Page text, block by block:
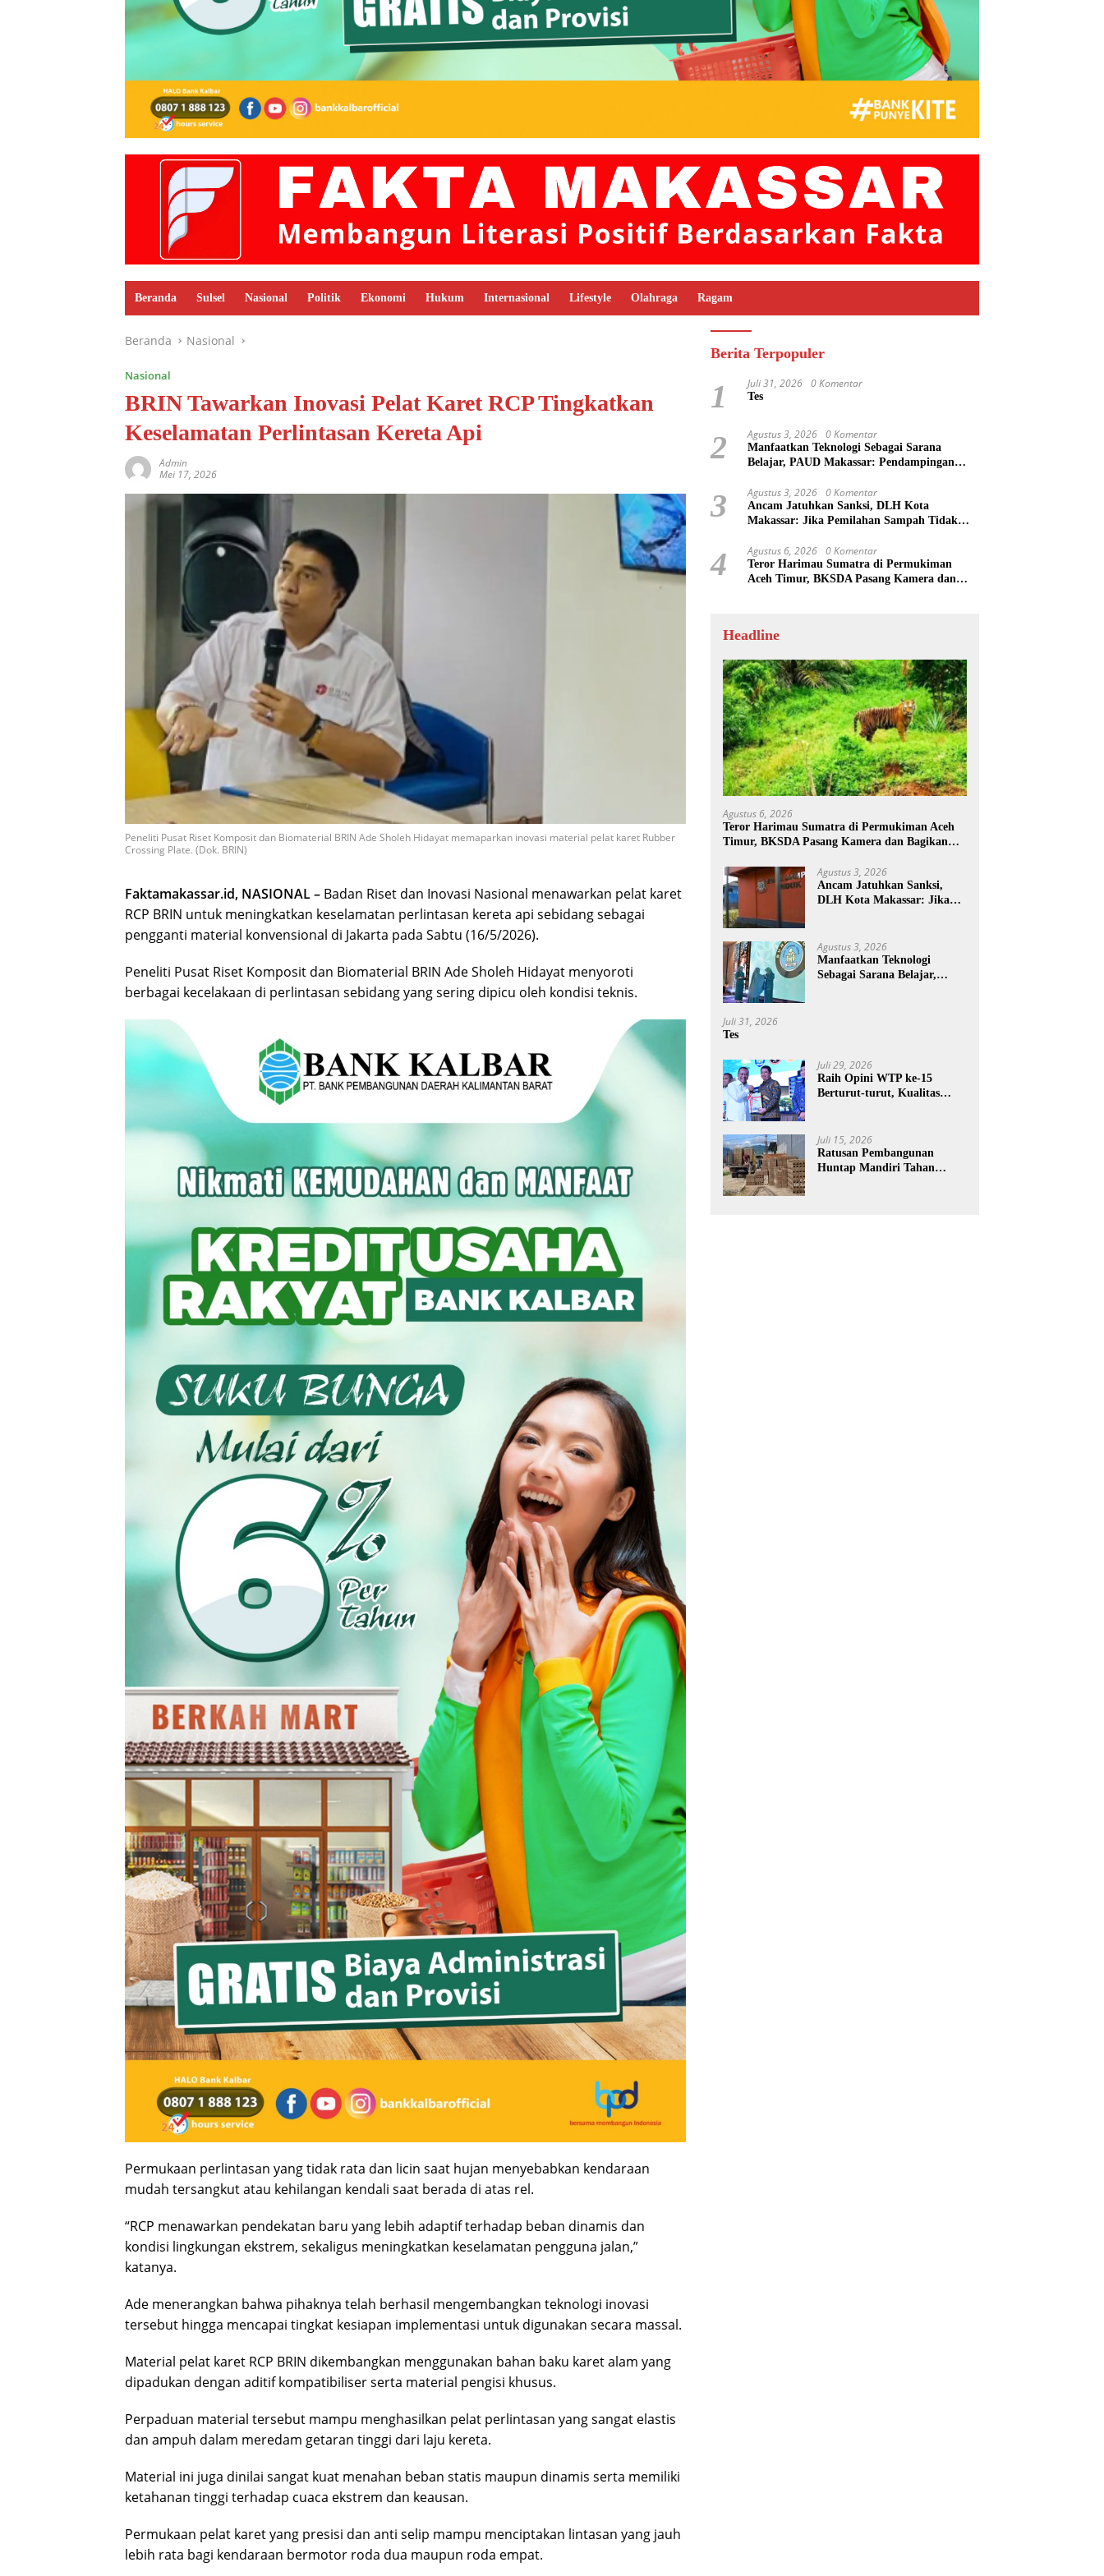
Beranda Sulsel Nasional Politik Ekonomi Hukum Internasional Lifestyle Olahraga Ragam
Beranda Nasional
Nasional
BRIN Tawarkan Inovasi Pelat Karet RCP Tingkatkan
Keselamatan Perlintasan Kereta Api
Admin
Mei 17, 2026
Peneliti Pusat Riset Komposit dan Biomaterial BRIN Ade Sholeh Hidayat memaparkan inovasi material pelat karet Rubber
Crossing Plate. (Dok. BRIN)
Faktamakassar.id, NASIONAL – Badan Riset dan Inovasi Nasional menawarkan pelat karet
RCP BRIN untuk meningkatkan keselamatan perlintasan kereta api sebidang sebagai
pengganti material konvensional di Jakarta pada Sabtu (16/5/2026).
Peneliti Pusat Riset Komposit dan Biomaterial BRIN Ade Sholeh Hidayat menyoroti
berbagai kecelakaan di perlintasan sebidang yang sering dipicu oleh kondisi teknis.
Permukaan perlintasan yang tidak rata dan licin saat hujan menyebabkan kendaraan
mudah tersangkut atau kehilangan kendali saat berada di atas rel.
“RCP menawarkan pendekatan baru yang lebih adaptif terhadap beban dinamis dan
kondisi lingkungan ekstrem, sekaligus meningkatkan keselamatan pengguna jalan,”
katanya.
Ade menerangkan bahwa pihaknya telah berhasil mengembangkan teknologi inovasi
tersebut hingga mencapai tingkat kesiapan implementasi untuk digunakan secara massal.
Material pelat karet RCP BRIN dikembangkan menggunakan bahan baku karet alam yang
dipadukan dengan aditif kompatibiliser serta material pengisi khusus.
Perpaduan material tersebut mampu menghasilkan pelat perlintasan yang sangat elastis
dan ampuh dalam meredam getaran tinggi dari laju kereta.
Material ini juga dinilai sangat kuat menahan beban statis maupun dinamis serta memiliki
ketahanan tinggi terhadap cuaca ekstrem dan keausan.
Permukaan pelat karet yang presisi dan anti selip mampu menciptakan lintasan yang jauh
lebih rata bagi kendaraan bermotor roda dua maupun roda empat.
Berita Terpopuler
1 Juli 31, 2026 0 Komentar
Tes
2 Agustus 3, 2026 0 Komentar
Manfaatkan Teknologi Sebagai Sarana
Belajar, PAUD Makassar: Pendampingan
3 Agustus 3, 2026 0 Komentar
Ancam Jatuhkan Sanksi, DLH Kota
Makassar: Jika Pemilahan Sampah Tidak
4 Agustus 6, 2026 0 Komentar
Teror Harimau Sumatra di Permukiman
Aceh Timur, BKSDA Pasang Kamera dan
Headline
Agustus 6, 2026
Teror Harimau Sumatra di Permukiman Aceh
Timur, BKSDA Pasang Kamera dan Bagikan
Agustus 3, 2026
Ancam Jatuhkan Sanksi,
DLH Kota Makassar: Jika
Agustus 3, 2026
Manfaatkan Teknologi
Sebagai Sarana Belajar,
Juli 31, 2026
Tes
Juli 29, 2026
Raih Opini WTP ke-15
Berturut-turut, Kualitas
Juli 15, 2026
Ratusan Pembangunan
Huntap Mandiri Tahan